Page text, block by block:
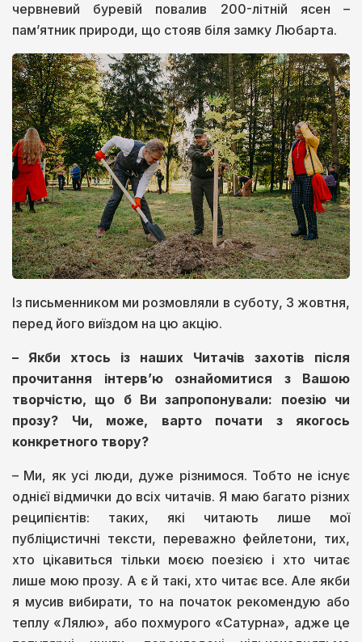
червневий буревій повалив 200-літній ясен –
пам’ятник природи, що стояв біля замку Любарта.
Із письменником ми розмовляли в суботу, 3 жовтня,
перед його виїздом на цю акцію.
– Якби хтось із наших Читачів захотів після
прочитання інтерв’ю ознайомитися з Вашою
творчістю, що б Ви запропонували: поезію чи
прозу? Чи, може, варто почати з якогось
конкретного твору?
– Ми, як усі люди, дуже різнимося. Тобто не існує
однієї відмички до всіх читачів. Я маю багато різних
реципієнтів: таких, які читають лише мої
публіцистичні тексти, переважно фейлетони, тих,
хто цікавиться тільки моєю поезією і хто читає
лише мою прозу. А є й такі, хто читає все. Але якби
я мусив вибирати, то на початок рекомендую або
теплу «Лялю», або похмурого «Сатурна», адже це